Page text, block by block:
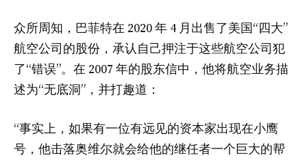
众所周知，巴菲特在 2020 年 4 月出售了美国“四大”
航空公司的股份，承认自己押注于这些航空公司犯
了“错误”。在 2007 年的股东信中，他将航空业务描
述为“无底洞”，并打趣道：
“事实上，如果有一位有远见的资本家出现在小鹰
号，他击落奥维尔就会给他的继任者一个巨大的帮